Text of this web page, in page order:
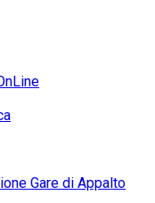
Gare di Appalto